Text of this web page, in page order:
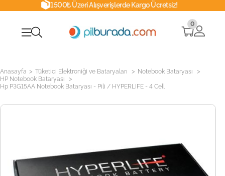
1500₺ Üzeri Alışverişlerde Kargo Ücretsiz!
0
Anasayfa > Tüketici Elektroniği ve Bataryaları > Notebook Bataryası >
HP Notebook Bataryası >
Hp P3G15AA Notebook Bataryası - Pili / HYPERLIFE - 4 Cell